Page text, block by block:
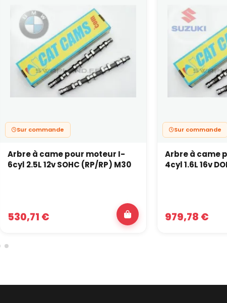
Sur commande
Arbre à came pour moteur I-
6cyl 2.5L 12v SOHC (RP/RP) M30
530,71 €
Sur commande
Arbre à came
4cyl 1.6L 16v
979,78 €